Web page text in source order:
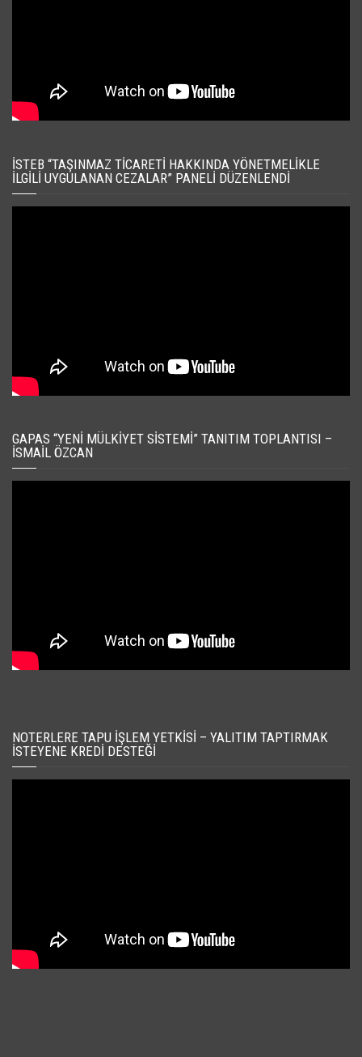
İSTEB “TAŞINMAZ TICARETI HAKKINDA YÖNETMELIKLE
İLGILI UYGULANAN CEZALAR” PANELI DÜZENLENDI
GAPAS “YENI MÜLKIYET SISTEMI” TANITIM TOPLANTISI –
İSMAIL ÖZCAN
NOTERLERE TAPU İŞLEM YETKISI – YALITIM TAPTIRMAK
İSTEYENE KREDI DESTEĞI